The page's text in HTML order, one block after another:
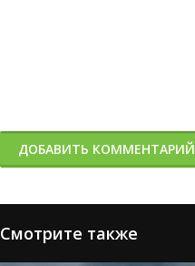
ДОБАВИТЬ КОММЕНТАРИЙ
Смотрите также